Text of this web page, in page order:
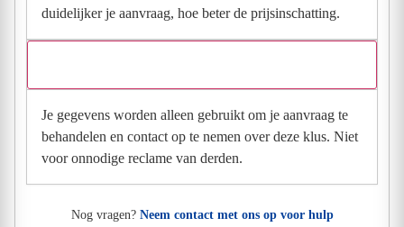
duidelijker je aanvraag, hoe beter de prijsinschatting.
Je gegevens worden alleen gebruikt om je aanvraag te
behandelen en contact op te nemen over deze klus. Niet
voor onnodige reclame van derden.
Nog vragen? Neem contact met ons op voor hulp